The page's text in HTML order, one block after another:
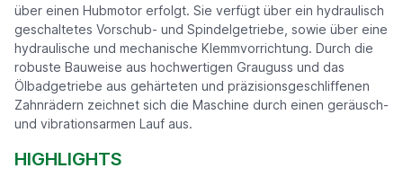
über einen Hubmotor erfolgt. Sie verfügt über ein hydraulisch
geschaltetes Vorschub- und Spindelgetriebe, sowie über eine
hydraulische und mechanische Klemmvorrichtung. Durch die
robuste Bauweise aus hochwertigen Grauguss und das
Ölbadgetriebe aus gehärteten und präzisionsgeschliffenen
Zahnrädern zeichnet sich die Maschine durch einen geräusch-
und vibrationsarmen Lauf aus.
HIGHLIGHTS